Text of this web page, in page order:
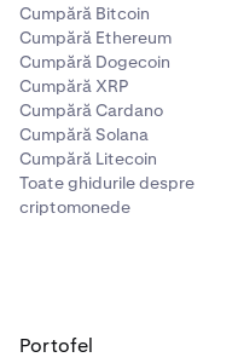
Cumpără Bitcoin
Cumpără Ethereum
Cumpără Dogecoin
Cumpără XRP
Cumpără Cardano
Cumpără Solana
Cumpără Litecoin
Toate ghidurile despre
criptomonede
Portofel